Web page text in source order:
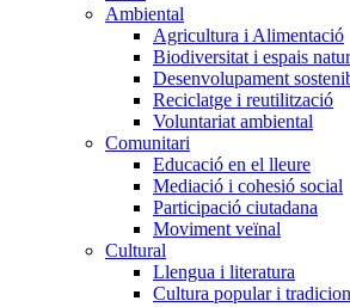
principalAmbiental
Agricultura i Alimentació
Biodiversitat i espais
Desenvolupament
Reciclatge i reutilització
Voluntariat ambiental
Comunitari
Educació en el lleure
Mediació i cohesió social
Participació ciutadana
Moviment veïnal
Cultural
Llengua i literatura
Cultura popular i